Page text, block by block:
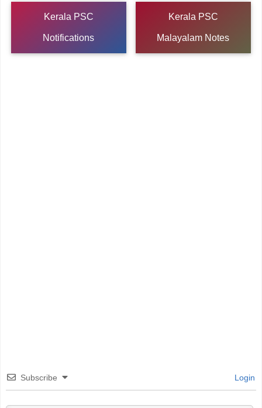
Kerala PSC
Notifications
Kerala PSC
Malayalam Notes
Subscribe Login